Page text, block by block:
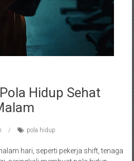
Hidup Sehat
pola hidup
hari, seperti pekerja shift, tenaga